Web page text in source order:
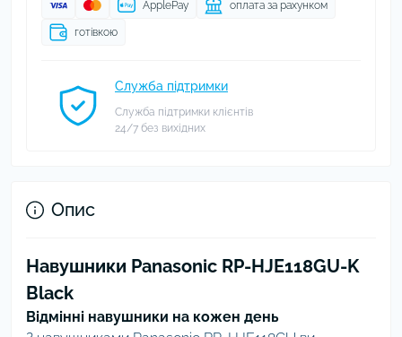
ApplePay оплата за рахунком
готівкою
Служба підтримки
Служба підтримки клієнтів
24/7 без вихідних
Опис
Навушники Panasonic RP-HJE118GU-K
Black
Відмінні навушники на кожен день